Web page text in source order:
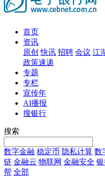
首页
资讯
原创 快讯 招聘 会议 江
政策速递
专题
专栏
宣传年
AI播报
搜银行
搜索
数字金融 稳定币 隐私计算 数
链 金融云 物联网 金融安全
帮 全部